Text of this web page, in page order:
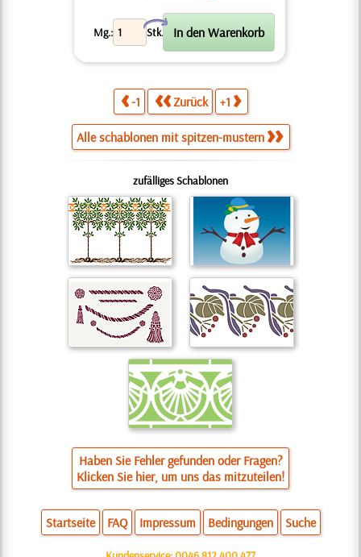
Mg.: Stk.
X
-1 Zurück +1
Alle schablonen mit spitzen-mustern
zufälliges Schablonen
Haben Sie Fehler gefunden oder Fragen?
Klicken Sie hier, um uns das mitzuteilen!
Startseite FAQ Impressum Bedingungen Suche